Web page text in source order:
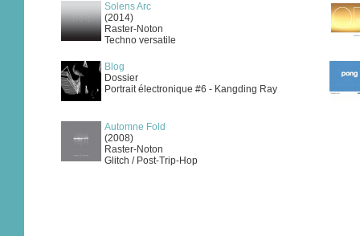
Solens Arc
(2014)
Raster-Noton
Techno versatile
Blog
Dossier
Portrait électronique #6 - Kangding Ray
Automne Fold
(2008)
Raster-Noton
Glitch / Post-Trip-Hop